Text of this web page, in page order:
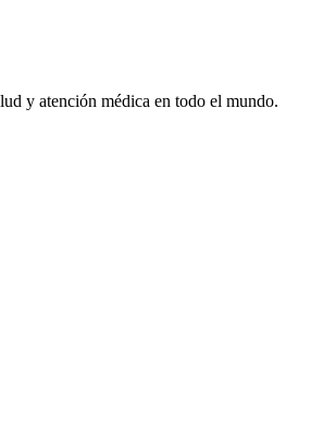
y atención médica en todo el mundo.